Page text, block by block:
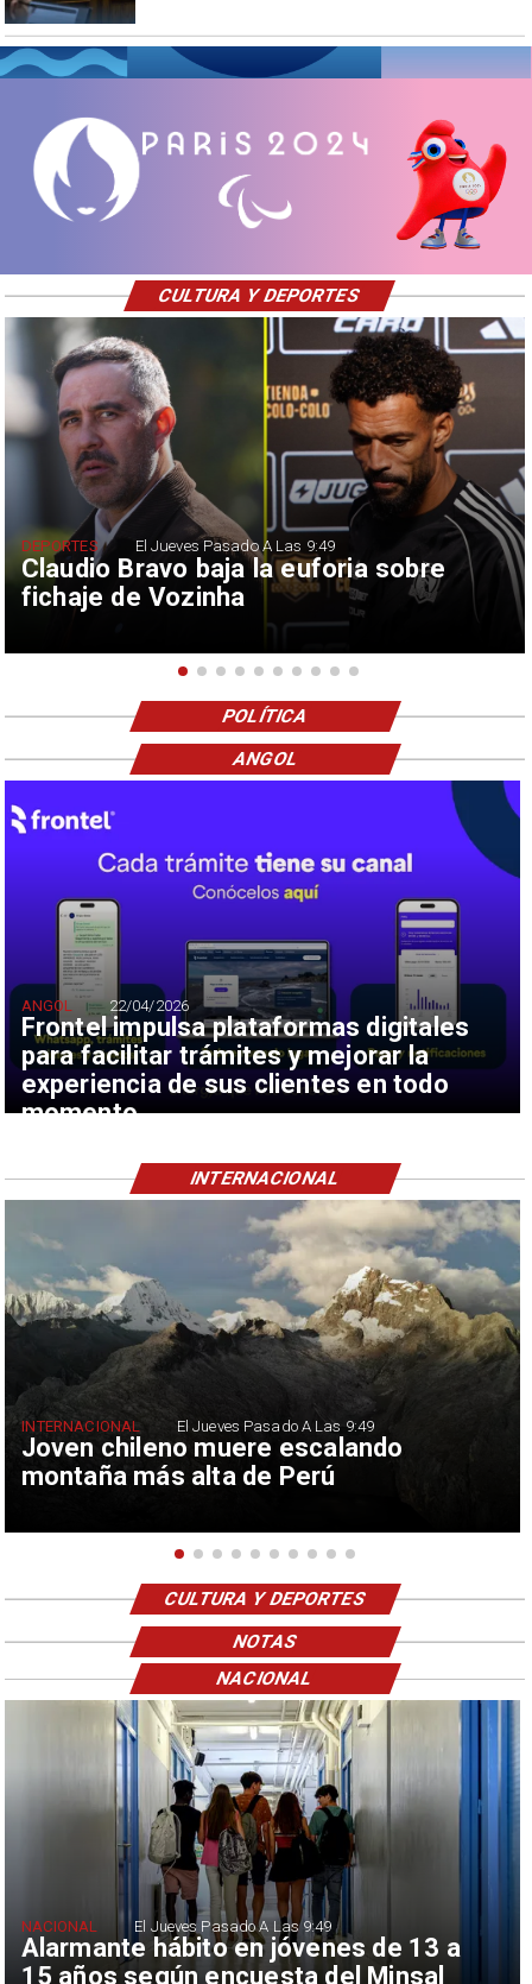
Claudio Bravo baja la euforia sobre
fichaje de Vozinha
DEPORTES El Jueves Pasado A Las 9:49
CULTURA Y DEPORTES
POLÍTICA
Frontel impulsa plataformas digitales
para facilitar trámites y mejorar la
experiencia de sus clientes en todo
momento
ANGOL 22/04/2026
ANGOL
Joven chileno muere escalando
montaña más alta de Perú
INTERNACIONAL El Jueves Pasado A Las 9:49
INTERNACIONAL
CULTURA Y DEPORTES
NOTAS
Alarmante hábito en jóvenes de 13 a
15 años según encuesta del Minsal
NACIONAL El Jueves Pasado A Las 9:49
NACIONAL